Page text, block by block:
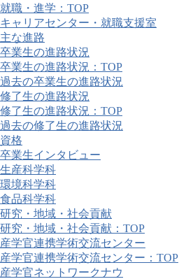
就職・進学：TOP
キャリアセンター・就職支援室
主な進路
卒業生の進路状況
卒業生の進路状況：TOP
過去の卒業生の進路状況
修了生の進路状況
修了生の進路状況：TOP
過去の修了生の進路状況
資格
卒業生インタビュー
生産科学科
環境科学科
食品科学科
研究・地域・社会貢献
研究・地域・社会貢献：TOP
産学官連携学術交流センター
産学官連携学術交流センター：TOP
産学官ネットワークナウ